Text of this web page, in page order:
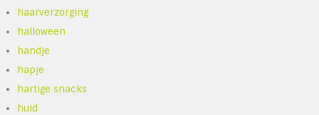
haarverzorging
halloween
handje
hapje
hartige snacks
huid